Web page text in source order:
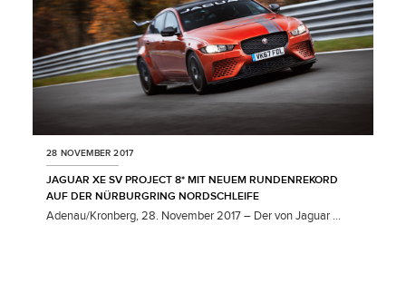
28 NOVEMBER 2017
JAGUAR XE SV PROJECT 8* MIT NEUEM RUNDENREKORD
AUF DER NÜRBURGRING NORDSCHLEIFE
Adenau/Kronberg, 28. November 2017 – Der von Jaguar ...